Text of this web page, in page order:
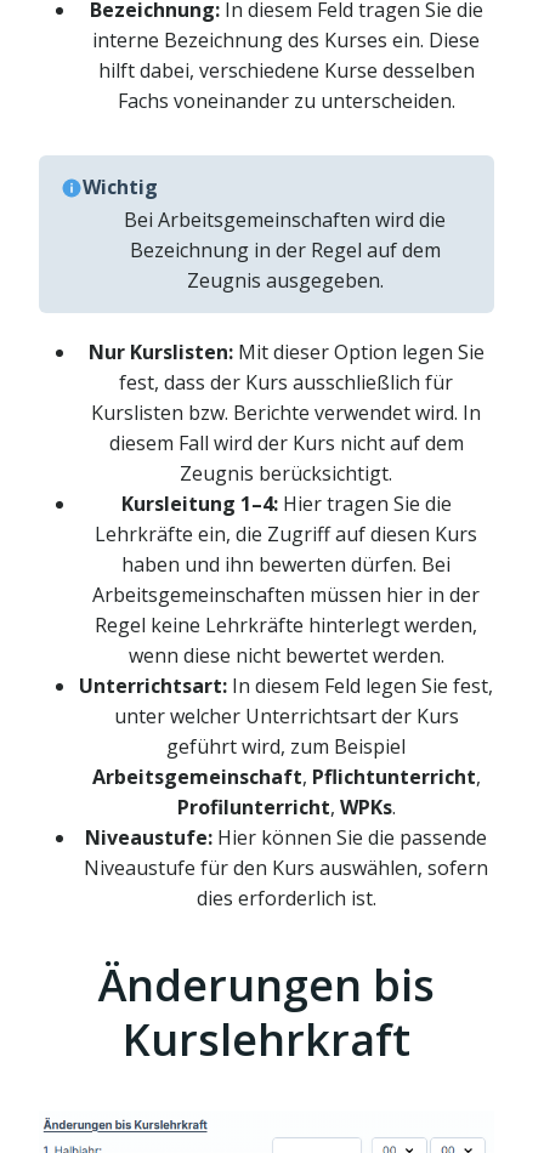
Bezeichnung:In diesem Feld tragen Sie die
interne Bezeichnung des Kurses ein. Diese
hilft dabei, verschiedene Kurse desselben
Fachs voneinander zu unterscheiden.
Wichtig
Bei Arbeitsgemeinschaften wird die
Bezeichnung in der Regel auf dem
Zeugnis ausgegeben.
Nur Kurslisten:Mit dieser Option legen Sie
fest, dass der Kurs ausschließlich für
Kurslisten bzw. Berichte verwendet wird. In
diesem Fall wird der Kurs nicht auf dem
Zeugnis berücksichtigt.
Kursleitung 1–4:Hier tragen Sie die
Lehrkräfte ein, die Zugriff auf diesen Kurs
haben und ihn bewerten dürfen. Bei
Arbeitsgemeinschaften müssen hier in der
Regel keine Lehrkräfte hinterlegt werden,
wenn diese nicht bewertet werden.
Unterrichtsart: In diesem Feld legen Sie fest,
unter welcher Unterrichtsart der Kurs
geführt wird, zum Beispiel
Arbeitsgemeinschaft, Pflichtunterricht,
Profilunterricht, WPKs.
Niveaustufe: Hier können Sie die passende
Niveaustufe für den Kurs auswählen, sofern
dies erforderlich ist.
Änderungen bis
Kurslehrkraft